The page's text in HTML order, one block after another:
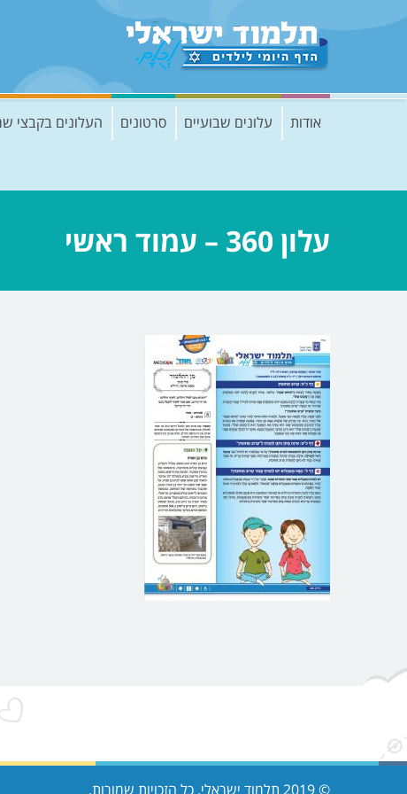
אודות עלונים שבועיים סרטונים העלונים בקבצי
עלון 360 – עמוד ראשי
© 2019 תלמוד ישראלי. כל הזכויות שמורות.